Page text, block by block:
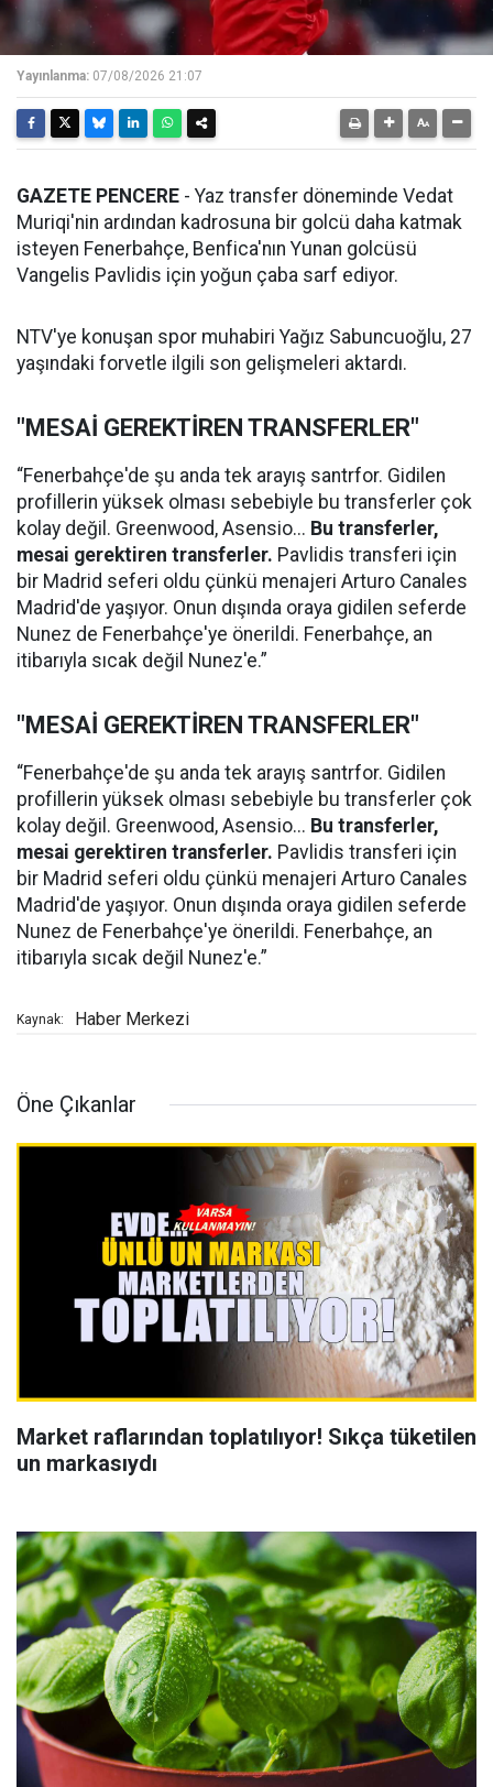
Yayınlanma: 07/08/2026 21:07
GAZETE PENCERE - Yaz transfer döneminde Vedat
Muriqi'nin ardından kadrosuna bir golcü daha katmak
isteyen Fenerbahçe, Benfica'nın Yunan golcüsü
Vangelis Pavlidis için yoğun çaba sarf ediyor.
NTV'ye konuşan spor muhabiri Yağız Sabuncuoğlu, 27
yaşındaki forvetle ilgili son gelişmeleri aktardı.
"MESAİ GEREKTİREN TRANSFERLER"
“Fenerbahçe'de şu anda tek arayış santrfor. Gidilen
profillerin yüksek olması sebebiyle bu transferler çok
kolay değil. Greenwood, Asensio... Bu transferler,
mesai gerektiren transferler. Pavlidis transferi için
bir Madrid seferi oldu çünkü menajeri Arturo Canales
Madrid'de yaşıyor. Onun dışında oraya gidilen seferde
Nunez de Fenerbahçe'ye önerildi. Fenerbahçe, an
itibarıyla sıcak değil Nunez'e.”
"MESAİ GEREKTİREN TRANSFERLER"
“Fenerbahçe'de şu anda tek arayış santrfor. Gidilen
profillerin yüksek olması sebebiyle bu transferler çok
kolay değil. Greenwood, Asensio... Bu transferler,
mesai gerektiren transferler. Pavlidis transferi için
bir Madrid seferi oldu çünkü menajeri Arturo Canales
Madrid'de yaşıyor. Onun dışında oraya gidilen seferde
Nunez de Fenerbahçe'ye önerildi. Fenerbahçe, an
itibarıyla sıcak değil Nunez'e.”
Kaynak: Haber Merkezi
Öne Çıkanlar
Market raflarından toplatılıyor! Sıkça tüketilen
un markasıydı